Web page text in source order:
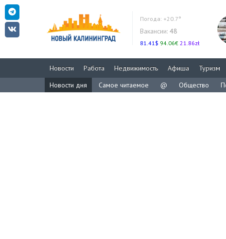
Погода: +20.7°
Вакансии: 48
81.41$ 94.06€ 21.86zł
Новости Работа Недвижимость Афиша Туризм
Новости дня
Самое читаемое @ Общество